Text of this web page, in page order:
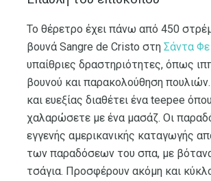
Το θέρετρο έχει πάνω από 450
βουνά Sangre de Cristo στη Σάντα Φε
υπαίθριες δραστηριότητες, όπως
βουνού και παρακολούθηση
και ευεξίας διαθέτει ένα teepee
χαλαρώσετε με ένα μασάζ. Οι
εγγενής αμερικανικής καταγωγής
των παραδόσεων του σπα, με
τσάγια. Προσφέρουν ακόμη και